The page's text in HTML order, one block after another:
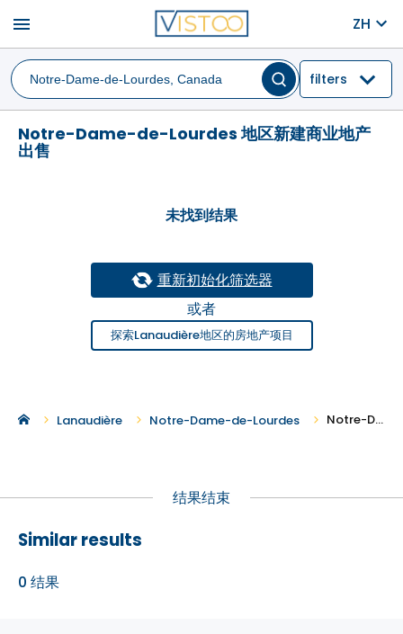
menu ZH
filters
Notre-Dame-de-Lourdes 地区新建商业地产
出售
未找到结果
重新初始化筛选器
或者
探索Lanaudière地区的房地产项目
Lanaudière Notre-Dame-de-Lourdes Notre-Dame-de-Lourdes 地区新建商业地产出售
结果结束
Similar results
0 结果